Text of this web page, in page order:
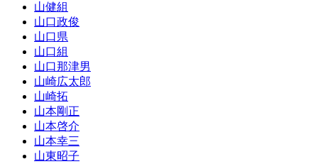
山健組
山口政俊
山口県
山口組
山口那津男
山崎広太郎
山崎拓
山本剛正
山本啓介
山本幸三
山東昭子